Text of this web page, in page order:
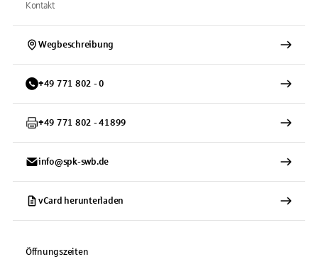
Kontakt
Wegbeschreibung
+49 771 802 - 0
+49 771 802 - 41899
info@spk-swb.de
vCard herunterladen
Öffnungszeiten